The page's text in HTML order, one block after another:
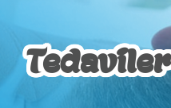
Tedaviler